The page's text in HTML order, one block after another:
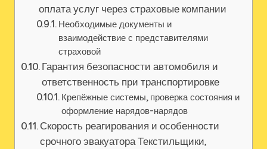
оплата услуг через страховые компании
Необходимые документы и
взаимодействие с представителями
страховой
Гарантия безопасности автомобиля и
ответственность при транспортировке
Крепёжные системы, проверка состояния и
оформление нарядов-нарядов
Скорость реагирования и особенности
срочного эвакуатора Текстильщики,